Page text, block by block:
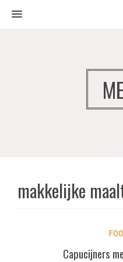
MENU
makkelijke
Capucijners